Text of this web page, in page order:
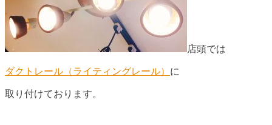
店頭では
ダクトレール（ライティングレール） に
取り付けております。